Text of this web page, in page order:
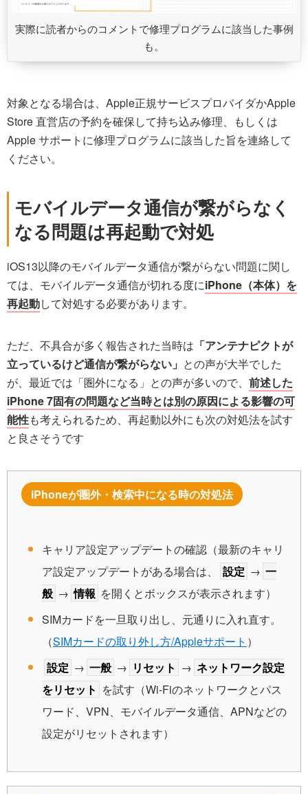
実際に読者からのコメントで修理プログラムに該当した事例
も。
対象となる場合は、Apple正規サービスプロバイダかApple
Store 直営店の予約を確保して持ち込み修理、もしくは
Apple サポートに修理プログラムに該当した旨を連絡して
ください。
モバイルデータ通信が繋がらなく
なる問題は再起動で対処
iOS13以降のモバイルデータ通信が繋がらない問題に関し
ては、モバイルデータ通信が切れる度にiPhone（本体）を
再起動して対処する必要があります。
ただ、不具合が多く報告された当時は 「アンテナピクトが
立っているけど通信が繋がらない」 との声が大半でした
が、最近では「圏外になる」との声が多いので、 前述した
iPhone 7固有の問題など当時とは別の原因による影響の可
能性も考えられるため、再起動以外にも次の対処法を試す
と良さそうです
iPhoneが圏外・検索中になる時の対処法
キャリア設定アップデートの確認（最新のキャリ
ア設定アップデートがある場合は、
設定 → 一
般 → 情報 を開くとボックスが表示されます）
SIMカードを一旦取り出し、元通りに入れ直す。
（SIMカードの取り外し方/Appleサポート ）
設定 → 一般 → リセット → ネットワーク設定
をリセット を試す（Wi-Fiのネットワークとパス
ワード、VPN、モバイルデータ通信、APNなどの
設定がリセットされます）